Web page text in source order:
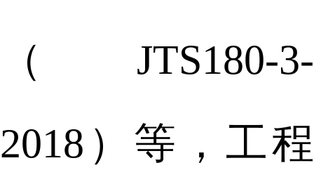
（JTS180-3-
2018）等，工程